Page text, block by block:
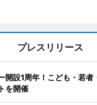
プレスリリース
開設1周年！こども・若者
を開催